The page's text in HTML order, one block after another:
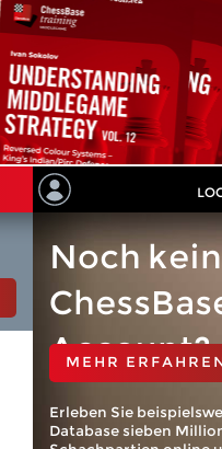
Noch
Account?
MEHR
Erleben Sie
Database sieben